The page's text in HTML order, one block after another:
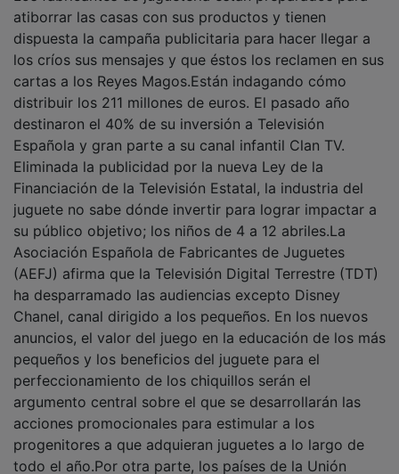
dispuesta la campaña publicitaria para hacer llegar a
los críos sus mensajes y que éstos los reclamen en sus
cartas a los Reyes Magos.Están indagando cómo
distribuir los 211 millones de euros. El pasado año
destinaron el 40% de su inversión a Televisión
Española y gran parte a su canal infantil Clan TV.
Eliminada la publicidad por la nueva Ley de la
Financiación de la Televisión Estatal, la industria del
juguete no sabe dónde invertir para lograr impactar a
su público objetivo; los niños de 4 a 12 abriles.La
Asociación Española de Fabricantes de Juguetes
(AEFJ) afirma que la Televisión Digital Terrestre (TDT)
ha desparramado las audiencias excepto Disney
Chanel, canal dirigido a los pequeños. En los nuevos
anuncios, el valor del juego en la educación de los más
pequeños y los beneficios del juguete para el
perfeccionamiento de los chiquillos serán el
argumento central sobre el que se desarrollarán las
acciones promocionales para estimular a los
progenitores a que adquieran juguetes a lo largo de
todo el año.Por otra parte, los países de la Unión
Europea aprobaron nuevas medidas de seguridad para